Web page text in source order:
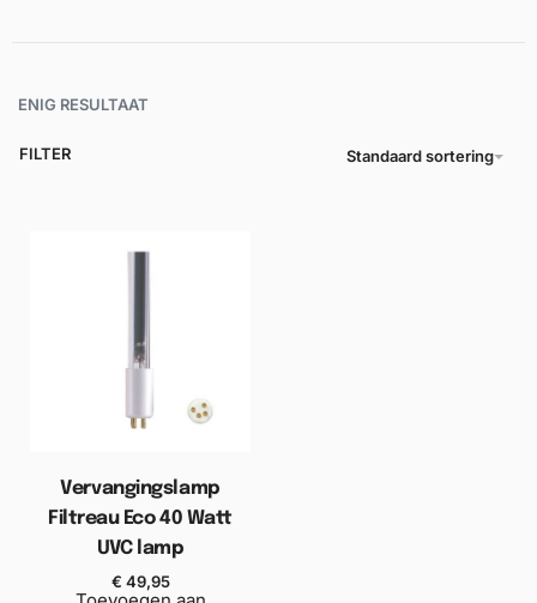
ENIG RESULTAAT
Standaard sortering
FILTER
Vervangingslamp
Filtreau Eco 40 Watt
UVC lamp
€ 49,95